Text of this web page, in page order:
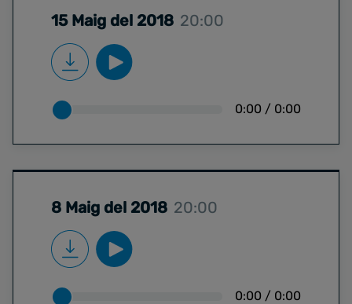
15 Maig del 2018 20:00
0:00 / 0:00
8 Maig del 2018 20:00
0:00 / 0:00